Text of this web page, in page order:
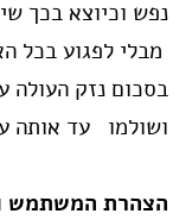
נפש וכיוצא בכך
מבלי לפגוע בכל
בסכום נזק העולה
ושולמו עד אותה
הצהרת המשתמש